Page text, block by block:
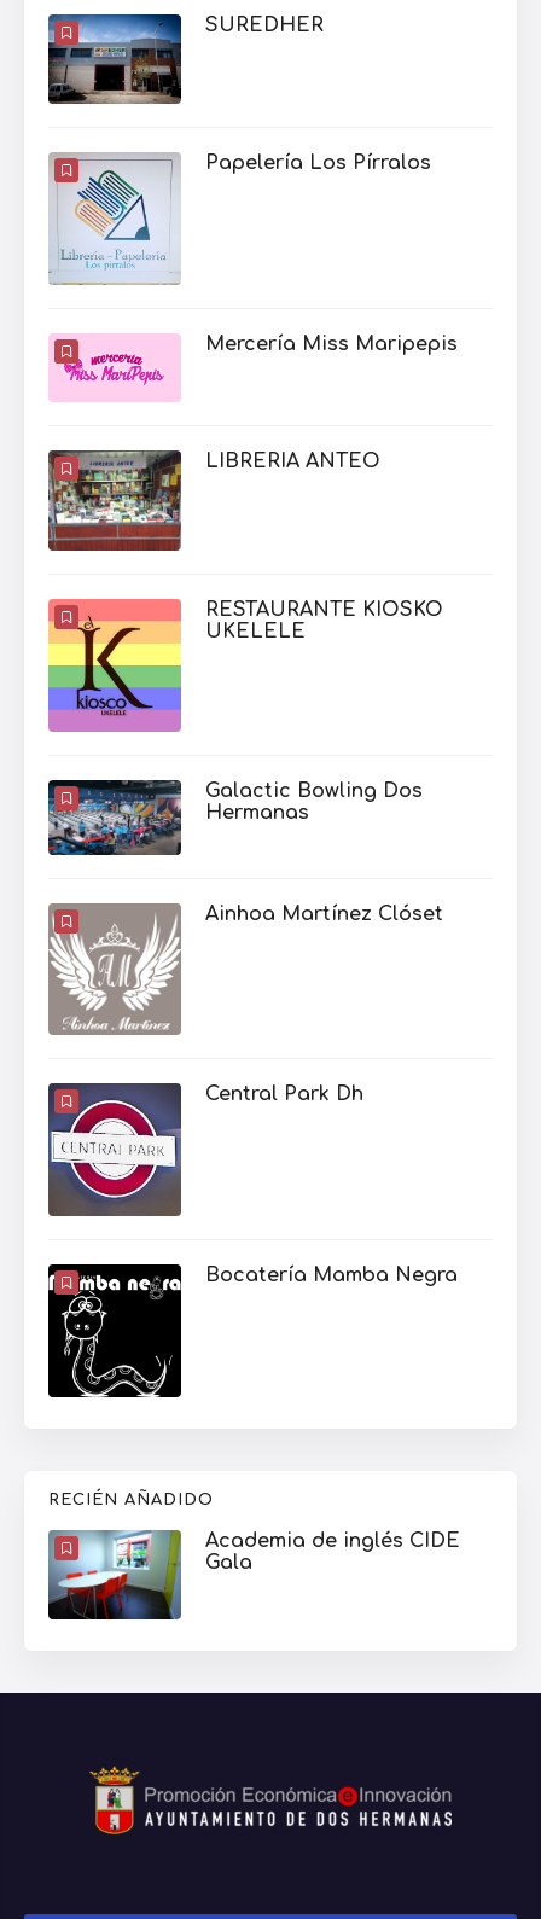
SUREDHER
Papelería Los Pírralos
Mercería Miss Maripepis
LIBRERIA ANTEO
RESTAURANTE KIOSKO
UKELELE
Galactic Bowling Dos
Hermanas
Ainhoa Martínez Clóset
Central Park Dh
Bocatería Mamba Negra
RECIÉN AÑADIDO
Academia de inglés CIDE
Gala